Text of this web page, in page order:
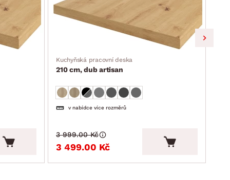
Kuchyňská pracovní deska
210 cm, dub artisan
v nabídce více rozměrů
3 499.00 Kč
3 999.00 Kč